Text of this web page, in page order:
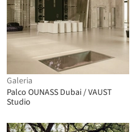
Galeria
Palco OUNASS Dubai / VAUST
Studio